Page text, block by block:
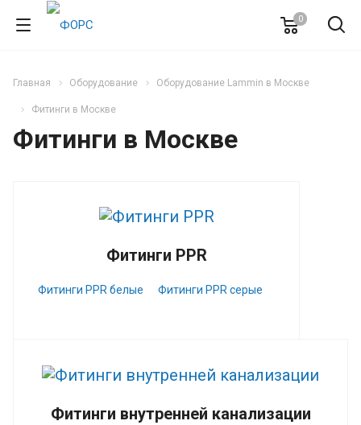
0
Главная Оборудование Оборудование Lammin в Москве
Фитинги в Москве
Фитинги в Москве
Фитинги PPR
Фитинги PPR белые Фитинги PPR серые
Фитинги внутренней канализации